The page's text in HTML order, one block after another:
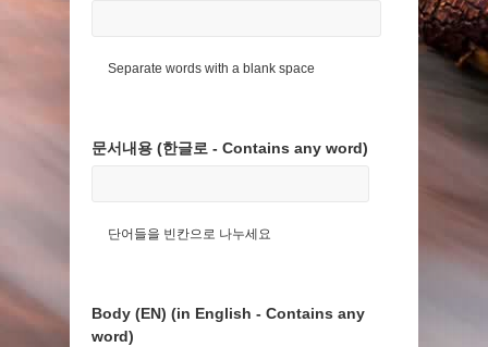
Separate words with a blank space
문서내용 (한글로 - Contains any word)
단어들을 빈칸으로 나누세요
Body (EN) (in English - Contains any
word)